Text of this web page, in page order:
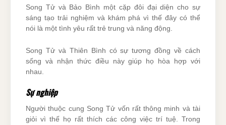
Song Tử và Bảo Bình một cặp đôi đại diện cho sự
sáng tạo trải nghiệm và khám phá vì thế đây có thể
nói là một tình yêu rất trẻ trung và năng động.
Song Tử và Thiên Bình có sự tương đồng về cách
sống và nhận thức điều này giúp họ hòa hợp với
nhau.
Sự nghiệp
Người thuộc cung Song Tử vốn rất thông minh và tài
giỏi vì thế họ rất thích các công việc trí tuệ. Trong